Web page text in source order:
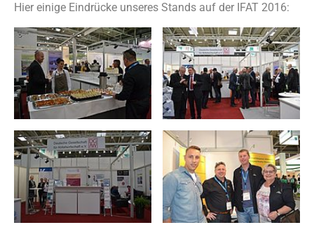
Hier einige Eindrücke unseres Stands auf der IFAT 2016: